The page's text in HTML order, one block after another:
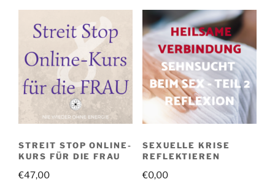
STREIT STOP ONLINE-
KURS FÜR DIE FRAU
€47,00
SEXUELLE KRISE
REFLEKTIEREN
€0,00